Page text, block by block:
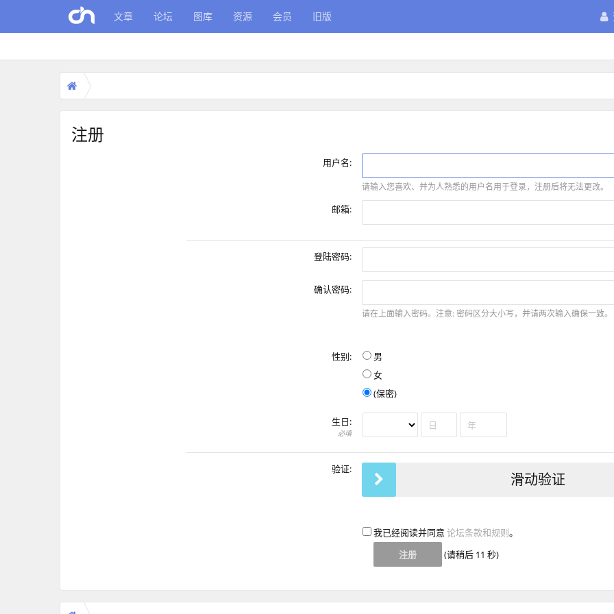
文章 论坛 图库 资源 会员 旧版
注册
用户名:
请输入您喜欢、并为人熟悉的用户名用于登录，注册后将无法更改。
邮箱:
登陆密码:
确认密码:
请在上面输入密码。注意: 密码区分大小写，并请两次输入确保一致。
性别:
男
女
(保密)
生日:
必填
验证:
滑动验证
我已经阅读并同意 论坛条款和规则。
(请稍后 11 秒)